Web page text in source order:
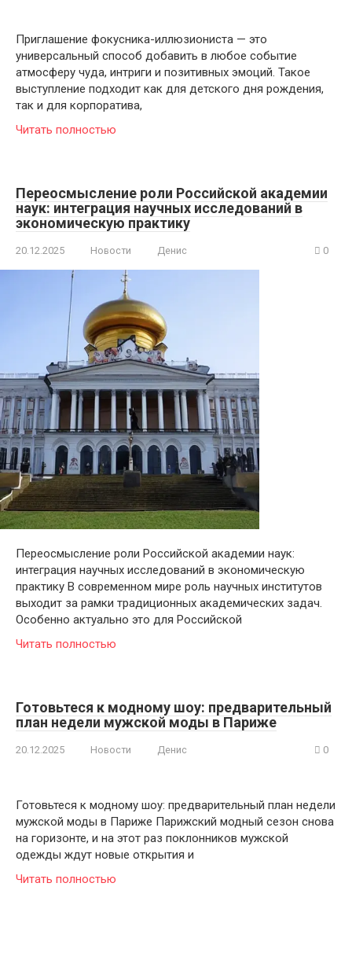
Приглашение фокусника-иллюзиониста — это
универсальный способ добавить в любое событие
атмосферу чуда, интриги и позитивных эмоций. Такое
выступление подходит как для детского дня рождения,
так и для корпоратива,
Читать полностью
Переосмысление роли Российской академии
наук: интеграция научных исследований в
экономическую практику
20.12.2025 Новости Денис 0
Переосмысление роли Российской академии наук:
интеграция научных исследований в экономическую
практику В современном мире роль научных институтов
выходит за рамки традиционных академических задач.
Особенно актуально это для Российской
Читать полностью
Готовьтеся к модному шоу: предварительный
план недели мужской моды в Париже
20.12.2025 Новости Денис 0
Готовьтеся к модному шоу: предварительный план недели
мужской моды в Париже Парижский модный сезон снова
на горизонте, и на этот раз поклонников мужской
одежды ждут новые открытия и
Читать полностью